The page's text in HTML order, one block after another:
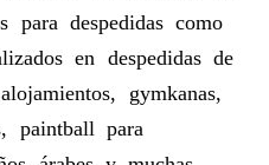
para despedidas como
en despedidas de
gymkanas,
paintball para